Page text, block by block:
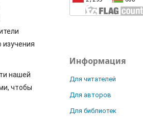
нашей
чтобы
Информация
Для читателей
Для авторов
Для библиотек